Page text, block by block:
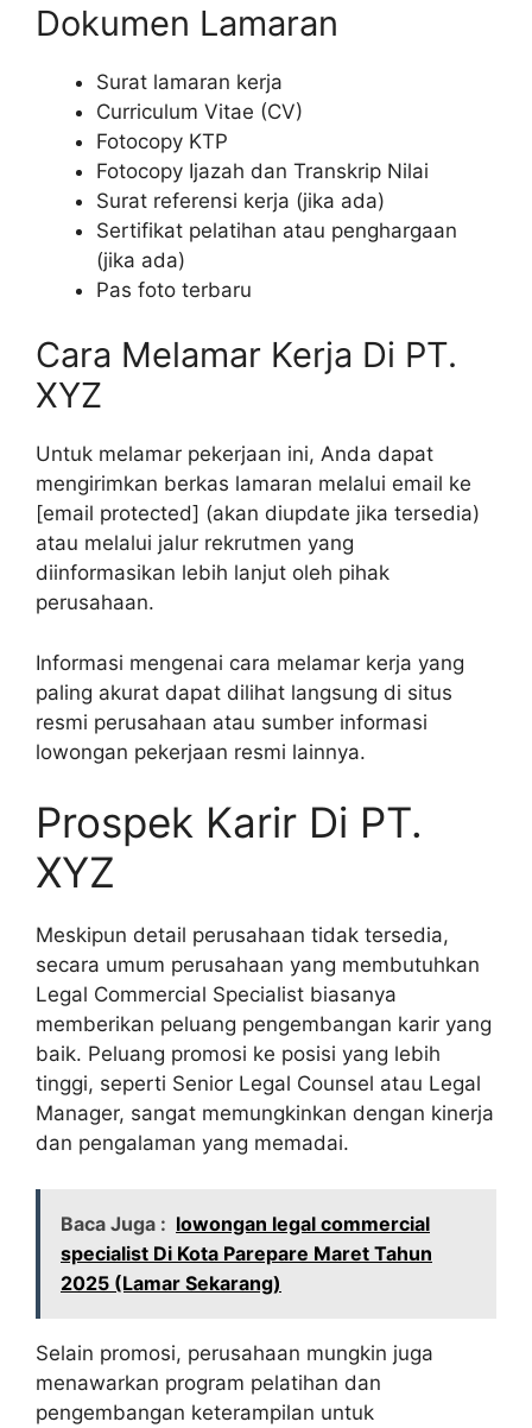
Dokumen Lamaran
Surat lamaran kerja
Curriculum Vitae (CV)
Fotocopy KTP
Fotocopy Ijazah dan Transkrip Nilai
Surat referensi kerja (jika ada)
Sertifikat pelatihan atau penghargaan
(jika ada)
Pas foto terbaru
Cara Melamar Kerja Di PT.
XYZ
Untuk melamar pekerjaan ini, Anda dapat
mengirimkan berkas lamaran melalui email ke
[email protected] (akan diupdate jika tersedia)
atau melalui jalur rekrutmen yang
diinformasikan lebih lanjut oleh pihak
perusahaan.
Informasi mengenai cara melamar kerja yang
paling akurat dapat dilihat langsung di situs
resmi perusahaan atau sumber informasi
lowongan pekerjaan resmi lainnya.
Prospek Karir Di PT.
XYZ
Meskipun detail perusahaan tidak tersedia,
secara umum perusahaan yang membutuhkan
Legal Commercial Specialist biasanya
memberikan peluang pengembangan karir yang
baik. Peluang promosi ke posisi yang lebih
tinggi, seperti Senior Legal Counsel atau Legal
Manager, sangat memungkinkan dengan kinerja
dan pengalaman yang memadai.
Baca Juga : lowongan legal commercial
specialist Di Kota Parepare Maret Tahun
2025 (Lamar Sekarang)
Selain promosi, perusahaan mungkin juga
menawarkan program pelatihan dan
pengembangan keterampilan untuk